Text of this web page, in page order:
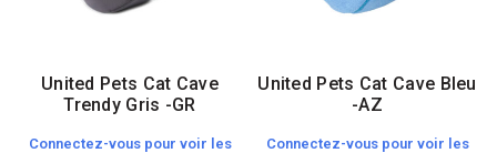
United Pets Cat Cave
Trendy Gris -GR
Connectez-vous pour voir les
United Pets Cat Cave Bleu
-AZ
Connectez-vous pour voir les